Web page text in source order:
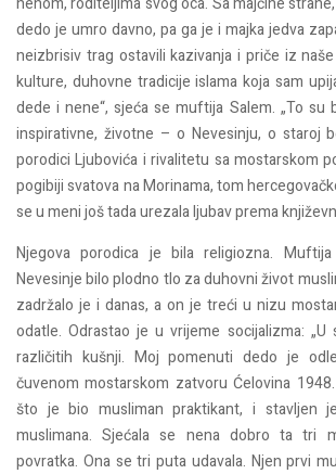
dedo je umro davno, pa ga je i majka jedva
neizbrisiv trag ostavili kazivanja i priče iz
kulture, duhovne tradicije islama koja sam
dede i nene“, sjeća se muftija Salem. „To su
inspirativne, životne – o Nevesinju, o staroj
porodici Ljubovića i rivalitetu sa mostarskom
pogibiji svatova na Morinama, tom
se u meni još tada urezala ljubav prema
Njegova porodica je bila religiozna.
Nevesinje bilo plodno tlo za duhovni život
zadržalo je i danas, a on je treći u nizu
odatle. Odrastao je u vrijeme socijalizma:
različitih kušnji. Moj pomenuti dedo je
čuvenom mostarskom zatvoru Ćelovina
što je bio musliman praktikant, i stavljen
muslimana. Sjećala se nena dobro ta tri
povratka. Ona se tri puta udavala. Njen prvi